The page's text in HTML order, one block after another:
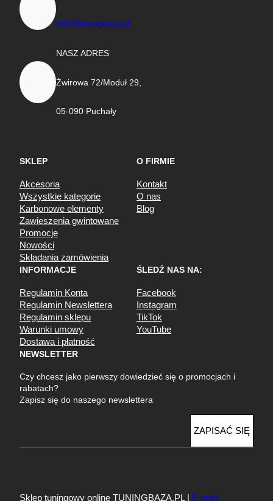
info@tuningbaza.pl
NASZ ADRES
Żwirowa 72/Moduł 29,
05-090 Puchały
SKLEP
Akcesoria
Wszystkie kategorie
Karbonowe elementy
Zawieszenia gwintowane
Promocje
Nowości
Składania zamówienia
O FIRMIE
Kontakt
O nas
Blog
INFORMACJE
Regulamin Konta
Regulamin Newslettera
Regulamin sklepu
Warunki umowy
Dostawa i płatność
ŚLEDŹ NAS NA:
Facebook
Instagram
TikTok
YouTube
NEWSLETTER
Czy chcesz jako pierwszy dowiedzieć się o promocjach i
rabatach?
Zapisz się do naszego newslettera
a
ZAPISAĆ SIĘ
Sklep tuningowy online TUNINGBAZA.PL | E-mail: